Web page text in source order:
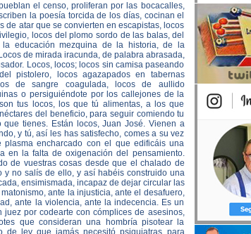
el censo, proliferan por las bocacalles,
la poesía torcida de los días, cocinan el
de atar que se convierten en escapistas, locos
locos del plomo sordo de las balas, del
educación mezquina de la historia, de la
de mirada iracunda, de palabra abrasada,
Locos, locos; locos sin camisa paseando
pistolero, locos agazapados en tabernas
de sangre coagulada, locos de aullido
o persiguiéndote por los callejones de la
tus locos, los que tú alimentas, a los que
del beneficio, para seguir comiendo tu
tienes. Están locos, Juan José. Vienen a
y tú, así les has satisfecho, comes a su vez
encharcado con el que edificáis una
en la falta de oxigenación del pensamiento.
de vuestras cosas desde que el chalado de
y no salís de ello, y así habéis construido una
ensimismada, incapaz de dejar circular las
ante la injusticia, ante el desafuero,
ante la violencia, ante la indecencia. Es un
por codearte con cómplices de asesinos,
que consideran una hombría pisotear la
de ley que jamás necesitó psiquiatras para